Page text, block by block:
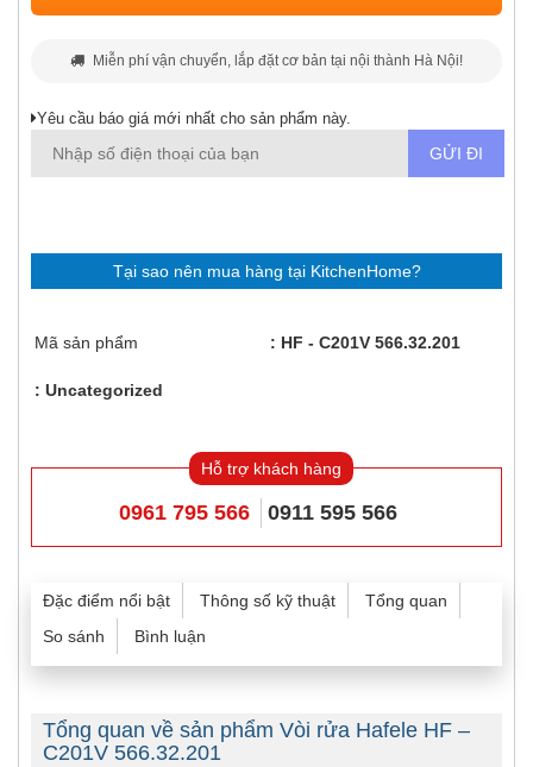
Miễn phí vận chuyển, lắp đặt cơ bản tại nội thành Hà Nội!
Yêu cầu báo giá mới nhất cho sản phẩm này.
Tại sao nên mua hàng tại KitchenHome?
Mã sản phẩm HF - C201V 566.32.201
Uncategorized
Hỗ trợ khách hàng
0961 795 566 0911 595 566
Đặc điểm nổi bật Thông số kỹ thuật
Tổng quan
So sánh
Bình luận
Tổng quan về sản phẩm Vòi rửa Hafele HF –
C201V 566.32.201